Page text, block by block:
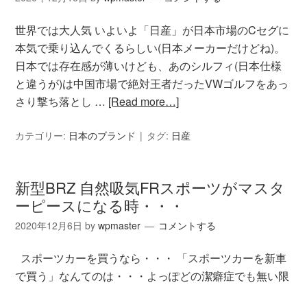
世界では大人気 いよいよ「日産」が日本市場のCセグに
本気で乗り込んでくるらしい(日本メーカーだけどね)。
日本では存在感が薄いけども、あのシルフィ(日本仕様
と違うが)は中国市場で絶対王者だったVWゴルフをあっ
さり撃ち落とし … [Read more…]
カテゴリー: 日本のブランド タグ: 日産
新型BRZ 自然吸気FRスポーツがマスタ
ーピースになる時・・・
2020年12月6日 bywpmaster コメントする
スポーツカーを買うなら・・・ 「スポーツカーを新車
で買う」なんてのは・・・よっぽどの潔癖症でも無い限